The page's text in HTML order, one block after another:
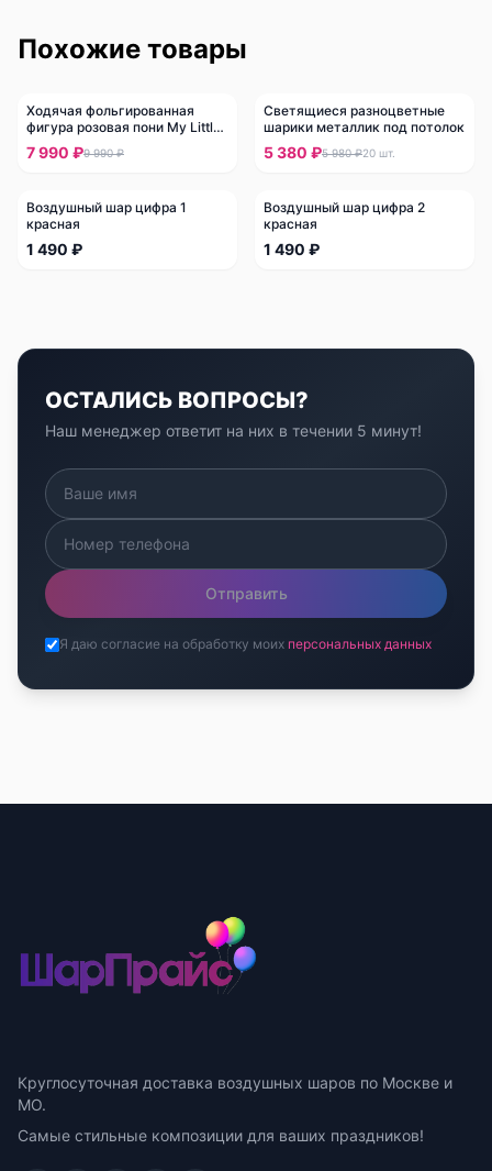
Похожие товары
-20%
Ходячая фольгированная
фигура розовая пони My Little
Pony
7 990 ₽9 990 ₽
-10%
Светящиеся разноцветные
шарики металлик под потолок
5 380 ₽5 980 ₽20 шт.
Воздушный шар цифра 1
красная
1 490 ₽
Воздушный шар цифра 2
красная
1 490 ₽
ОСТАЛИСЬ ВОПРОСЫ?
Наш менеджер ответит на них в течении 5 минут!
Отправить
Я даю согласие на обработку моих персональных данных
Круглосуточная доставка воздушных шаров по Москве и
МО.
Самые стильные композиции для ваших праздников!